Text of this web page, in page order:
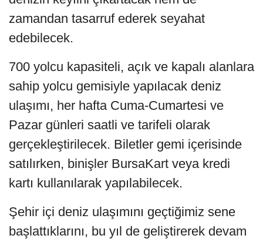
zamandan tasarruf ederek seyahat
edebilecek.
700 yolcu kapasiteli, açık ve kapalı alanlara
sahip yolcu gemisiyle yapılacak deniz
ulaşımı, her hafta Cuma-Cumartesi ve
Pazar günleri saatli ve tarifeli olarak
gerçekleştirilecek. Biletler gemi içerisinde
satılırken, binişler BursaKart veya kredi
kartı kullanılarak yapılabilecek.
Şehir içi deniz ulaşımını geçtiğimiz sene
başlattıklarını, bu yıl de geliştirerek devam